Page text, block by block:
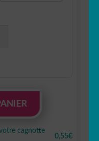
cagnotte
0,55€